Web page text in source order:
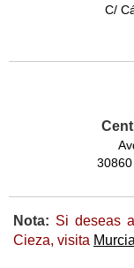
C/
Nota: Si deseas
Cieza, visita